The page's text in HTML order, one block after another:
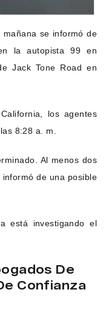
se informó de
la autopista 99 en
Jack Tone Road en
los agentes
8:28 a. m.
Al menos dos
de una posible
está investigando el
De
Confianza